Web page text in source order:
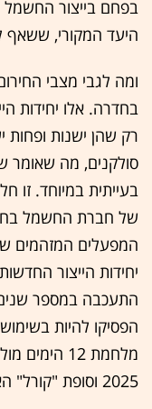
בפחם בייצור
היעד המקורי, ששאף
בחדרה. אלו יחידות
רק שהן ישנות ופחות
סולקנים, מה
בעייתית במיוחד. זו
של חברת החשמל
המפעלים המזהמים
יחידות הייצור
התעכבה במספר שנים
הפסיקו להיות
מלחמת 12
2025 וסופת "קורל" האחרונה, הן דווקא נכנסו לשימוש.